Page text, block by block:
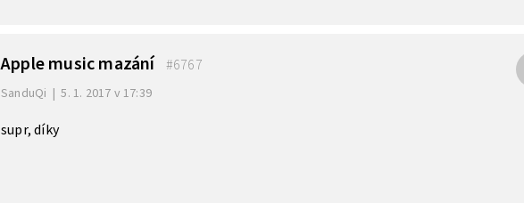
Apple music mazání #6767
SanduQi |5. 1. 2017 v 17:39
supr, díky